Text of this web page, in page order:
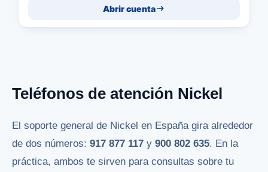
Abrir cuenta
Teléfonos de atención Nickel
El soporte general de Nickel en España gira alrededor
de dos números: 917 877 117 y 900 802 635. En la
práctica, ambos te sirven para consultas sobre tu